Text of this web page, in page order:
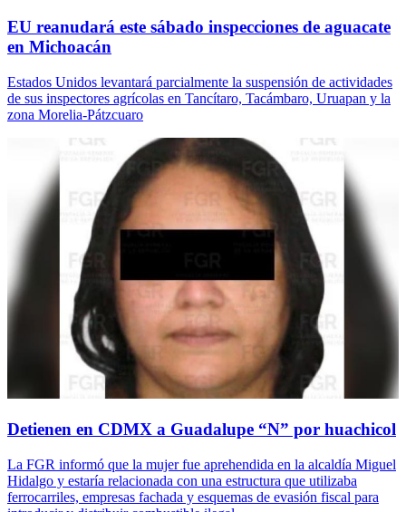
EU reanudará este sábado inspecciones de aguacate
en Michoacán
Estados Unidos levantará parcialmente la suspensión de actividades
de sus inspectores agrícolas en Tancítaro, Tacámbaro, Uruapan y la
zona Morelia-Pátzcuaro
Detienen en CDMX a Guadalupe “N” por huachicol
La FGR informó que la mujer fue aprehendida en la alcaldía Miguel
Hidalgo y estaría relacionada con una estructura que utilizaba
ferrocarriles, empresas fachada y esquemas de evasión fiscal para